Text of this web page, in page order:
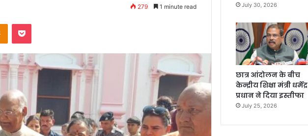
279 1 minute read
Odnoklassniki
Pocket
July 30, 2026
छात्र आंदोलन के बीच
केन्द्रीय शिक्षा मंत्री धर्मेंद्र
प्रधान ने दिया इस्तीफा
July 25, 2026